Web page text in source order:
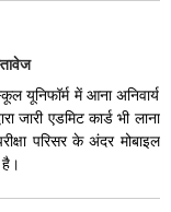
यूनिफॉर्म में आना अनिवार्य
जारी एडमिट कार्ड भी लाना
परिसर के अंदर मोबाइल